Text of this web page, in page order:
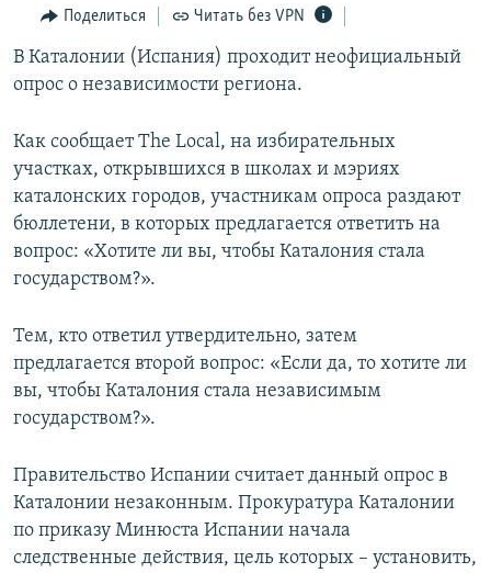
Вернутся
поиску
ИНТЕРАКТИВ
ИНФОГРАФИКА
СОВЕТЫ ПРАВОЗАЩИТНИКОВ
ПРОПАВШИЕ БЕЗ ВЕСТИ
ПОБЕДИТЕЛЕЙ НЕ СУДЯТ?
КРЫМ.НЕПОКОРЕННЫЙ
УКРАИНСКАЯ ПРОБЛЕМА КРЫМА
РАДІО СВОБОДА
КАК ОБОЙТИ БЛОКИРОВКУ
Qırımtatar
ПРИСОЕДИНЯЙТЕСЬ!
Все сайты RFE/RL
Поделиться Читать без VPN
В Каталонии (Испания) проходит неофициальный
опрос о независимости региона.
Как сообщает The Local, на избирательных
участках, открывшихся в школах и мэриях
каталонских городов, участникам опроса раздают
бюллетени, в которых предлагается ответить на
вопрос: «Хотите ли вы, чтобы Каталония стала
государством?».
Тем, кто ответил утвердительно, затем
предлагается второй вопрос: «Если да, то хотите ли
вы, чтобы Каталония стала независимым
государством?».
Правительство Испании считает данный опрос в
Каталонии незаконным. Прокуратура Каталонии
по приказу Минюста Испании начала
следственные действия, цель которых – установить,